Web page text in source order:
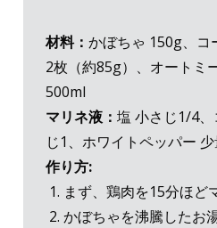
材料：かぼちゃ 150g、コ
2枚（約85g）、オートミ
500ml
マリネ液：塩 小さじ1/4
じ1、ホワイトペッパー
作り方:
まず、鶏肉を15分ほど
かぼちゃを沸騰したお